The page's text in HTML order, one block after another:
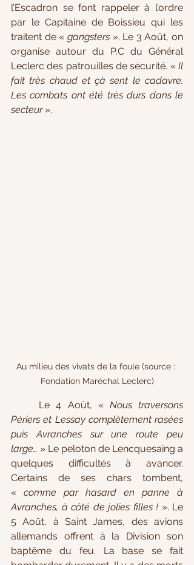
l’Escadron se font rappeler à l’ordre
par le Capitaine de Boissieu qui les
traitent de « gangsters ». Le 3 Août, on
organise autour du P.C du Général
Leclerc des patrouilles de sécurité. « Il
fait très chaud et çà sent le cadavre.
Les combats ont été très durs dans le
secteur ».
Au milieu des vivats de la foule (source :
Fondation Maréchal Leclerc)
	Le 4 Août, «
Nous traversons
Périers et Lessay complètement rasées
puis Avranches sur une route peu
large… » Le peloton de Lencquesaing a
quelques difficultés à avancer.
Certains de ses chars tombent,
« comme par hasard en panne à
Avranches, à côté de jolies filles ! ». Le
5 Août, à Saint James, des avions
allemands offrent à la Division son
baptême du feu. La base se fait